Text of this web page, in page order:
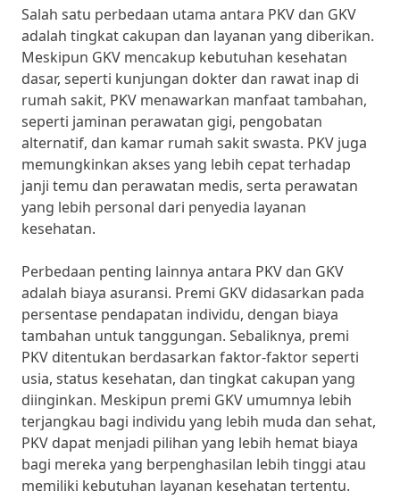
Salah satu perbedaan utama antara PKV dan GKV
adalah tingkat cakupan dan layanan yang diberikan.
Meskipun GKV mencakup kebutuhan kesehatan
dasar, seperti kunjungan dokter dan rawat inap di
rumah sakit, PKV menawarkan manfaat tambahan,
seperti jaminan perawatan gigi, pengobatan
alternatif, dan kamar rumah sakit swasta. PKV juga
memungkinkan akses yang lebih cepat terhadap
janji temu dan perawatan medis, serta perawatan
yang lebih personal dari penyedia layanan
kesehatan.
Perbedaan penting lainnya antara PKV dan GKV
adalah biaya asuransi. Premi GKV didasarkan pada
persentase pendapatan individu, dengan biaya
tambahan untuk tanggungan. Sebaliknya, premi
PKV ditentukan berdasarkan faktor-faktor seperti
usia, status kesehatan, dan tingkat cakupan yang
diinginkan. Meskipun premi GKV umumnya lebih
terjangkau bagi individu yang lebih muda dan sehat,
PKV dapat menjadi pilihan yang lebih hemat biaya
bagi mereka yang berpenghasilan lebih tinggi atau
memiliki kebutuhan layanan kesehatan tertentu.